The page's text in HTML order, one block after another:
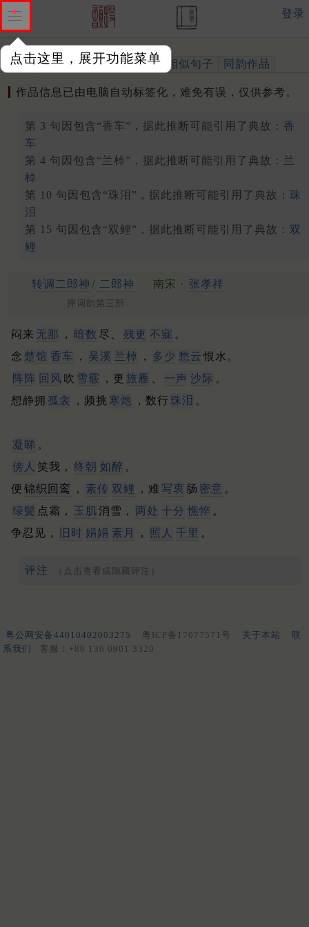
点击这里，展开功能菜单
登录
作品 标注四声 出处、引用 相似句子 同韵作品
作品信息已由电脑自动标签化，难免有误，仅供参考。
第 3 句因包含“香车”，据此推断可能引用了典故： 香
车
第 4 句因包含“兰棹”，据此推断可能引用了典故： 兰
棹
第 10 句因包含“珠泪”，据此推断可能引用了典故： 珠
泪
第 15 句因包含“双鲤”，据此推断可能引用了典故： 双
鲤
转调二郎神 / 二郎神 南宋 · 张孝祥
押词韵第三部
闷来 无那 ， 暗数 尽、 残更 不寐 。
念 楚馆 香车 ， 吴溪 兰棹 ， 多少 愁云 恨水。
阵阵 回风 吹 雪霰 ，更 旅雁 一声 沙际 。
想静拥 孤衾 ，频挑 寒灺 ，数行 珠泪 。
凝睇 。
傍人 笑我， 终朝 如醉 。
便 锦织回鸾 ， 素传 双鲤 ，难 写衷 肠 密意 。
绿鬓 点霜， 玉肌消雪， 两处 十分 憔悴 。
争忍见，
旧时 娟娟 素月 ， 照人 千里 。
评注 （点击查看或隐藏评注）
粤公网安备44010402003275 粤ICP备17077571号 关于本站
联
系我们
客服：+86 136 0901 3320